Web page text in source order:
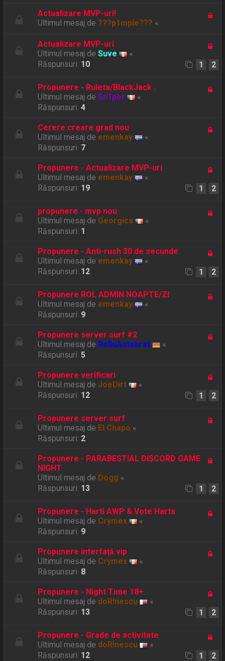
Actualizare MVP-uri!
Ultimul mesaj de???p1mple??? «
Actualizare MVP-uri
Ultimul mesaj deSuve
«
Răspunsuri: 10 1 2
Propunere - Ruleta/BlackJack .
Ultimul mesaj deSn1per
«
Răspunsuri:4
Cerere creare grad nou
Ultimul mesaj de emenkay
«
Răspunsuri: 7
Propunere - Actualizare MVP-uri
Ultimul mesaj de emenkay
«
Răspunsuri: 19 1 2
propunere - mvp nou
Ultimul mesaj de Georgica
«
Răspunsuri: 1
Propunere - Anti-rush 30 de secunde
Ultimul mesaj de emenkay
«
Răspunsuri: 12 1 2
Propunere ROL ADMIN NOAPTE/ZI
Ultimul mesaj de emenkay
«
Răspunsuri: 9
Propunere server surf #2
Ultimul mesaj de RelluAntebrat
«
Răspunsuri:5
Propunere verificari
Ultimul mesaj de JoeDirt
«
Răspunsuri: 12 1 2
Propunere server surf
Ultimul mesaj de El Chapo «
Răspunsuri: 2
Propunere - PARABESTIAL DISCORD GAME
NIGHT
Ultimul mesaj de Dogg «
Răspunsuri: 13 1 2
Propunere - Harti AWP & Vote Harta
Ultimul mesaj de Crymex
«
Răspunsuri: 9
Propunere interfață vip
Ultimul mesaj de Crymex
«
Răspunsuri: 8
Propunere - Night Time 18+
Ultimul mesaj de doR!nescu
«
Răspunsuri: 13 1 2
Propunere - Grade de activitate
Ultimul mesaj de doR!nescu
«
Răspunsuri: 12 1 2